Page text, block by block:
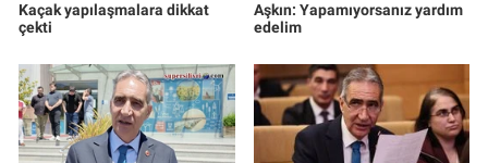
Kaçak yapılaşmalara dikkat
çekti
Aşkın: Yapamıyorsanız yardım
edelim